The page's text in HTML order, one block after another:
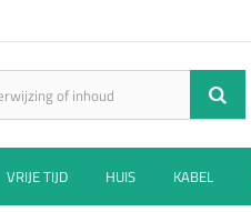
VRIJE TIJD HUIS KABEL